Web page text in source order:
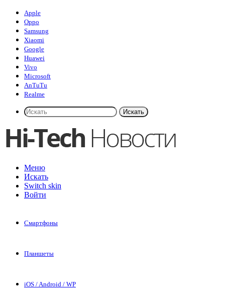
Apple
Oppo
Samsung
Xiaomi
Google
Huawei
Vivo
Microsoft
AnTuTu
Realme
Искать
Меню
Искать
Switch skin
Войти
Смартфоны
Планшеты
iOS / Android / WP